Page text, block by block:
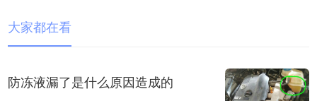
大家都在看
防冻液漏了是什么原因造成的